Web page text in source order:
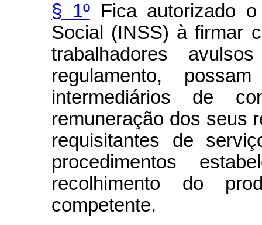
§ 1ºFica autorizado o
Social (INSS) à firmar
trabalhadores
regulamento,
intermediários de
remuneração dos seus
requisitantes de
procedimentos
recolhimento do
competente.